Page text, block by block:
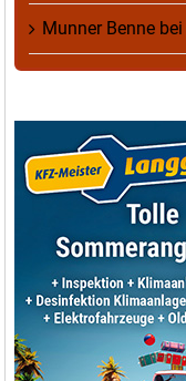
Munner Benne bei